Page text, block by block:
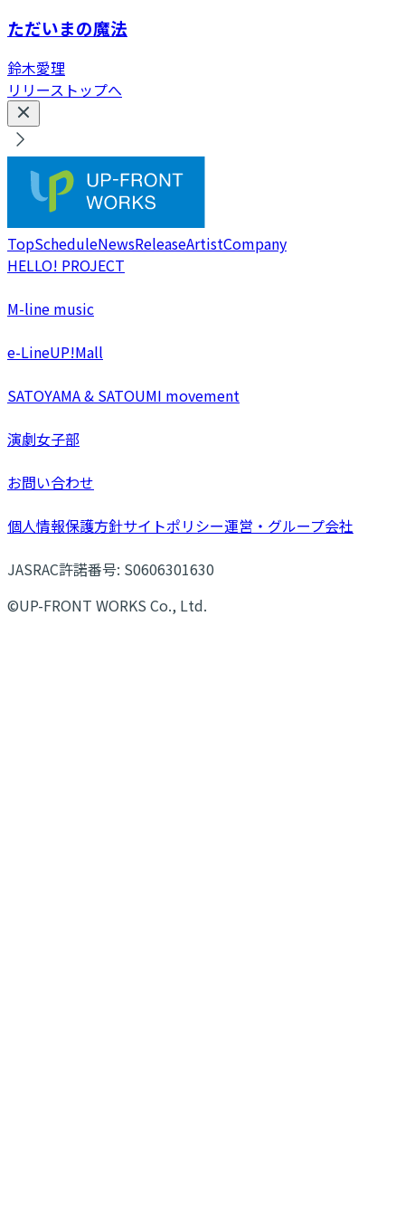
ただいまの魔法
鈴木愛理
リリーストップへ
TopScheduleNewsReleaseArtistCompany
HELLO! PROJECT
M-line music
e-LineUP!Mall
SATOYAMA & SATOUMI movement
演劇女子部
お問い合わせ
個人情報保護方針サイトポリシー運営・グループ会社
JASRAC許諾番号: S0606301630
©UP-FRONT WORKS Co., Ltd.